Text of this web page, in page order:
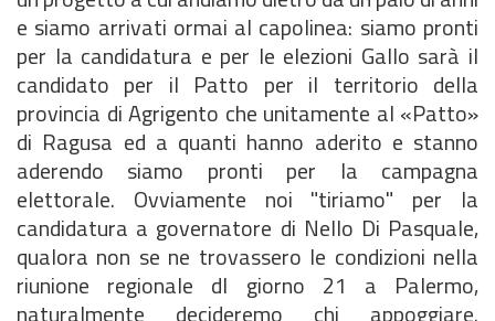
e siamo arrivati ormai al capolinea: siamo pronti
per la candidatura e per le elezioni Gallo sarà il
candidato per il Patto per il territorio della
provincia di Agrigento che unitamente al «Patto»
di Ragusa ed a quanti hanno aderito e stanno
aderendo siamo pronti per la campagna
elettorale. Ovviamente noi "tiriamo" per la
candidatura a governatore di Nello Di Pasquale,
qualora non se ne trovassero le condizioni nella
riunione regionale dl giorno 21 a Palermo,
naturalmente decideremo chi appoggiare.